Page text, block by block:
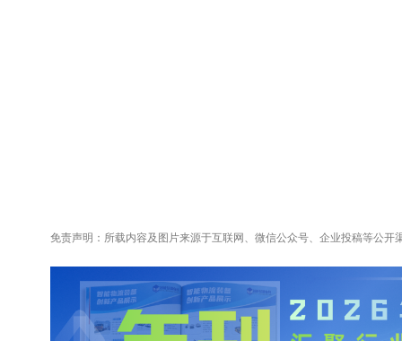
免责声明：所载内容及图片来源于互联网、微信公众号、企业投稿等公